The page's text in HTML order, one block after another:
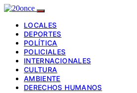
LOCALES
DEPORTES
POLÍTICA
POLICIALES
INTERNACIONALES
CULTURA
AMBIENTE
DERECHOS HUMANOS